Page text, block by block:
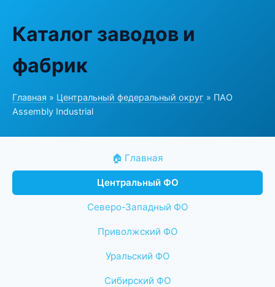
Каталог заводов и
фабрик
Главная » Центральный федеральный округ » ПАО
Assembly Industrial
🏠 Главная
Центральный ФО
Северо-Западный ФО
Приволжский ФО
Уральский ФО
Сибирский ФО